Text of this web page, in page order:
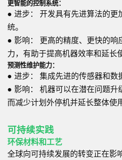
更智能的控制系统：
● 进步： 开发具有先进算法的更
统。
● 影响：
更高的精度、更快的响
力，有助于提高机器效率和延长
预测性维护能力：
● 进步：
集成先进的传感器和数
● 影响：
机器可以在潜在问题升
而减少计划外停机并延长整体使
可持续实践
环保材料和工艺
全球向可持续发展的转变正在影